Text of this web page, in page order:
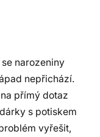
narozeniny
nepřichází.
přímý dotaz
s potiskem
vyřešit,